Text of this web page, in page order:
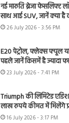
नई मारुति ब्रेजा फेसलिफ्ट
साथ आई SUV, जानें क्या है
26 July 2026 - 3:56 PM
E20 पेट्रोल, फ्लेक्स फ्यूल
पहले जानें किसमें है ज्यादा
23 July 2026 - 7:41 PM
Triumph की लिमिटेड
लाख रुपये कीमत में मिलेंगे
16 July 2026 - 3:17 PM